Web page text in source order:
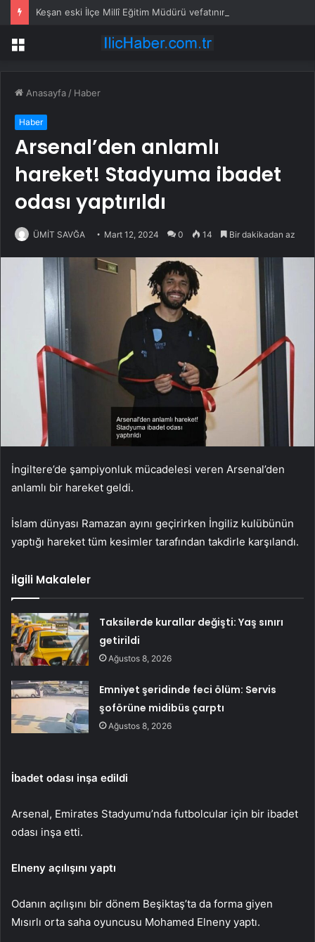
Menü
Anasayfa / Haber
Haber
Arsenal’den anlamlı
hareket! Stadyuma ibadet
odası yaptırıldı
ÜMİT SAVĞA Mart 12, 2024 0 14 Bir dakikadan az
İngiltere’de şampiyonluk mücadelesi veren Arsenal’den
anlamlı bir hareket geldi.
İslam dünyası Ramazan ayını geçirirken İngiliz kulübünün
yaptığı hareket tüm kesimler tarafından takdirle karşılandı.
İlgili Makaleler
Taksilerde kurallar değişti: Yaş sınırı
getirildi
Ağustos 8, 2026
Emniyet şeridinde feci ölüm: Servis
şoförüne midibüs çarptı
Ağustos 8, 2026
İbadet odası inşa edildi
Arsenal, Emirates Stadyumu’nda futbolcular için bir ibadet
odası inşa etti.
Elneny açılışını yaptı
Odanın açılışını bir dönem Beşiktaş’ta da forma giyen
Mısırlı orta saha oyuncusu Mohamed Elneny yaptı.